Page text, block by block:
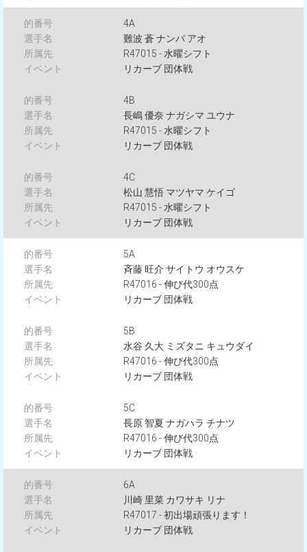
4A
難波 蒼 ナンバ アオ
R47015 - 水曜シフト
リカーブ 団体戦
4B
長嶋 優奈 ナガシマ ユウナ
R47015 - 水曜シフト
リカーブ 団体戦
4C
松山 慧悟 マツヤマ ケイゴ
R47015 - 水曜シフト
リカーブ 団体戦
5A
斉藤 旺介 サイトウ オウスケ
R47016 - 伸び代300点
リカーブ 団体戦
5B
水谷 久大 ミズタニ キュウダイ
R47016 - 伸び代300点
リカーブ 団体戦
5C
長原 智夏 ナガハラ チナツ
R47016 - 伸び代300点
リカーブ 団体戦
6A
川崎 里菜 カワサキ リナ
R47017 - 初出場頑張ります！
リカーブ 団体戦